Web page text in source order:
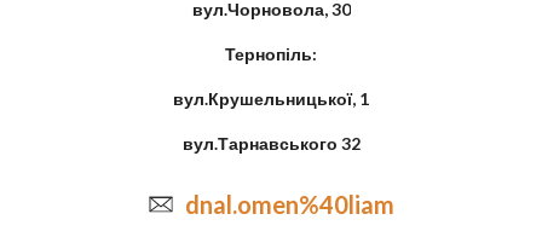
вул.Чорновола, 30
Тернопіль:
вул.Крушельницької, 1
вул.Тарнавського 32
dnal.omen%40liam